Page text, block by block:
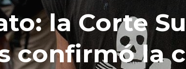
la Corte
confirmó la